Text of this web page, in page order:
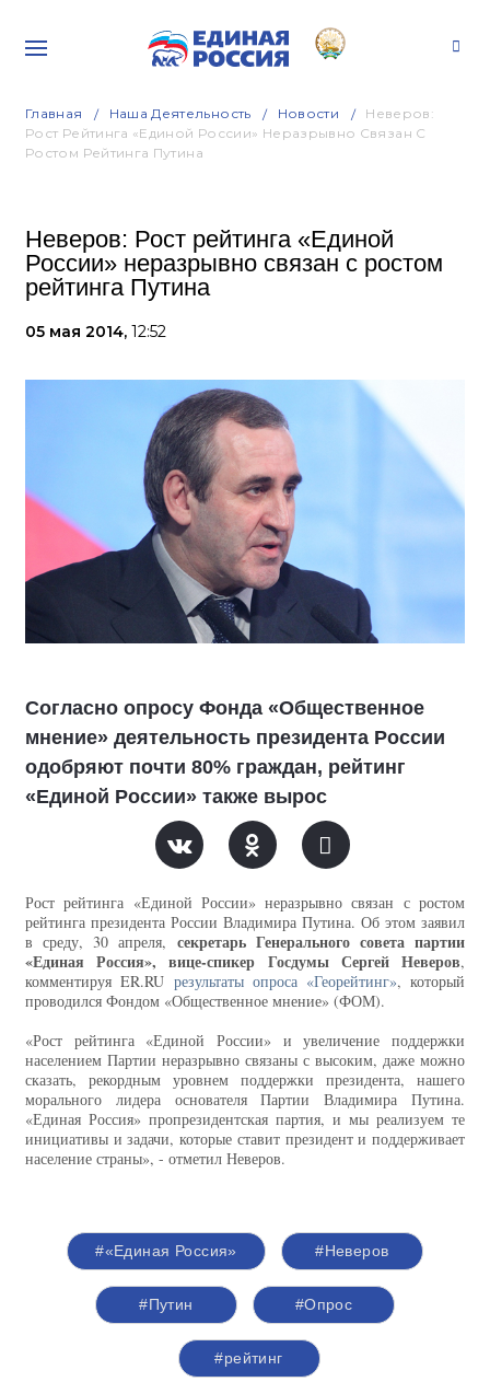
Главная Наша Деятельность Новости
Неверов:
Рост Рейтинга «Единой России» Неразрывно Связан С
Ростом Рейтинга Путина
Неверов: Рост рейтинга «Единой
России» неразрывно связан с ростом
рейтинга Путина
05 мая 2014, 12:52
Согласно опросу Фонда «Общественное
мнение» деятельность президента России
одобряют почти 80% граждан, рейтинг
«Единой России» также вырос
Рост рейтинга «Единой России» неразрывно связан с ростом
рейтинга президента России Владимира Путина. Об этом заявил
в среду, 30 апреля, секретарь Генерального совета партии
«Единая Россия», вице-спикер Госдумы Сергей Неверов,
комментируя ER.RU результаты опроса «Георейтинг», который
проводился Фондом «Общественное мнение» (ФОМ).
«Рост рейтинга «Единой России» и увеличение поддержки
населением Партии неразрывно связаны с высоким, даже можно
сказать, рекордным уровнем поддержки президента, нашего
морального лидера основателя Партии Владимира Путина.
«Единая Россия» пропрезидентская партия, и мы реализуем те
инициативы и задачи, которые ставит президент и поддерживает
население страны», - отметил Неверов.
#«Единая Россия» #Неверов
#Путин #Опрос
#рейтинг